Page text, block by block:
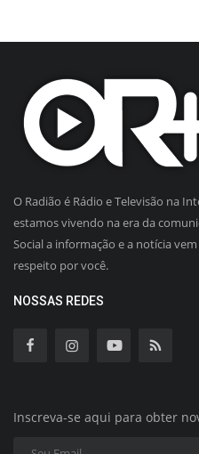
O Radião é Rádio e Televisão na
estamos vivendo na era da
Social a informação e a notícia
respeito por você.
NOSSAS REDES
Inscreva-se aqui para obter